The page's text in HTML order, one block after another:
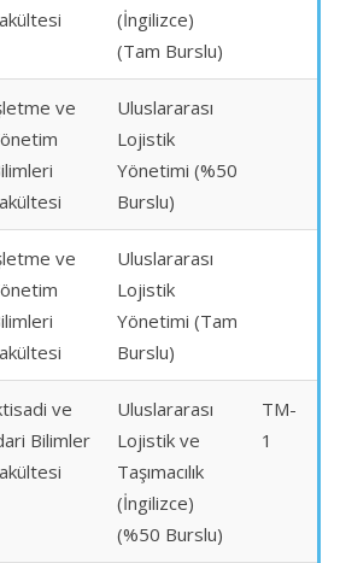
(İngilizce)
(Tam Burslu)
ve
Uluslararası
Lojistik
Yönetimi (%50
Burslu)
ve
Uluslararası
Lojistik
Yönetimi (Tam
Burslu)
ve
Bilimler
Uluslararası
Lojistik ve
Taşımacılık
(İngilizce)
(%50 Burslu)
TM-
1